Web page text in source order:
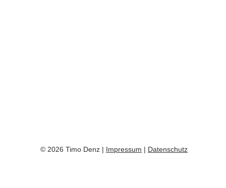
© 2026 Timo Denz | Impressum | Datenschutz